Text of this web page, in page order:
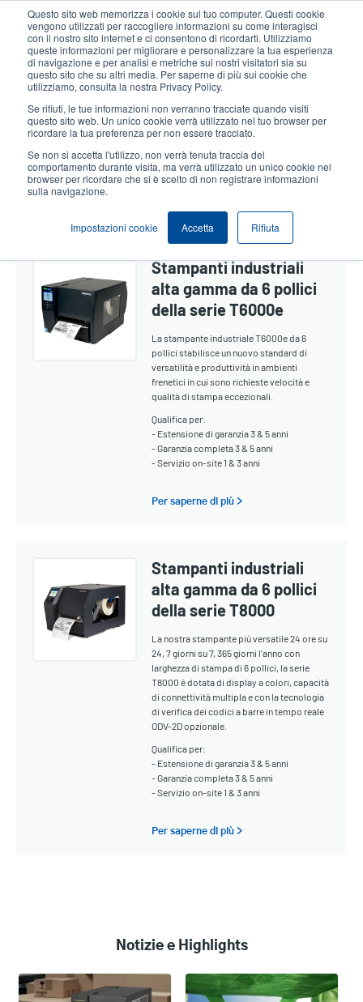
Questo sito web memorizza i cookie sul tuo computer. Questi cookie
vengono utilizzati per raccogliere informazioni su come interagisci
con il nostro sito internet e ci consentono di ricordarti. Utilizziamo
queste informazioni per migliorare e personalizzare la tua esperienza
di navigazione e per analisi e metriche sui nostri visitatori sia su
questo sito che su altri media. Per saperne di più sui cookie che
utilizziamo, consulta la nostra Privacy Policy.
Se rifiuti, le tue informazioni non verranno tracciate quando visiti
questo sito web. Un unico cookie verrà utilizzato nel tuo browser per
ricordare la tua preferenza per non essere tracciato.
Se non si accetta l'utilizzo, non verrà tenuta traccia del
comportamento durante visita, ma verrà utilizzato un unico cookie nel
browser per ricordare che si è scelto di non registrare informazioni
sulla navigazione.
Impostazioni cookie Accetta Rifiuta
contenuto
principale
User
account
User
Header
Seleziona Prodotti Contatto Vendite
Alta Gamma Da 6 Pollici
Stampanti industriali
alta gamma da 6 pollici
della serie T6000e
La stampante industriale T6000e da 6
pollici stabilisce un nuovo standard di
versatilità e produttività in ambienti
frenetici in cui sono richieste velocità e
qualità di stampa eccezionali.
Qualifica per:
- Estensione di garanzia 3 & 5 anni
- Garanzia completa 3 & 5 anni
- Servizio on-site 1 & 3 anni
Per saperne di più >
Stampanti industriali
alta gamma da 6 pollici
della serie T8000
La nostra stampante più versatile 24 ore su
24, 7 giorni su 7, 365 giorni l'anno con
larghezza di stampa di 6 pollici, la serie
T8000 è dotata di display a colori, capacità
di connettività multipla e con la tecnologia
di verifica dei codici a barre in tempo reale
ODV-2D opzionale.
Qualifica per:
- Estensione di garanzia 3 & 5 anni
- Garanzia completa 3 & 5 anni
- Servizio on-site 1 & 3 anni
Per saperne di più >
Notizie e Highlights